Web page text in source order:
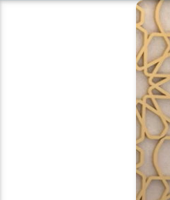
[There are no radio stations in